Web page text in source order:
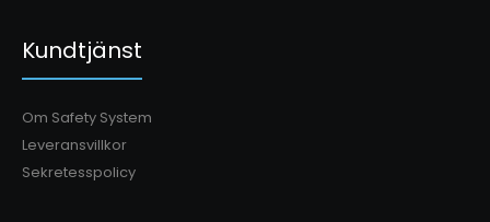
Kundtjänst
Om Safety System
Leveransvillkor
Sekretesspolicy